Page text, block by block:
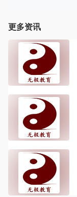
更多资讯